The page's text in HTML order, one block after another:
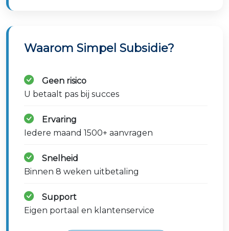
Waarom Simpel Subsidie?
Geen risico
U betaalt pas bij succes
Ervaring
Iedere maand 1500+ aanvragen
Snelheid
Binnen 8 weken uitbetaling
Support
Eigen portaal en klantenservice